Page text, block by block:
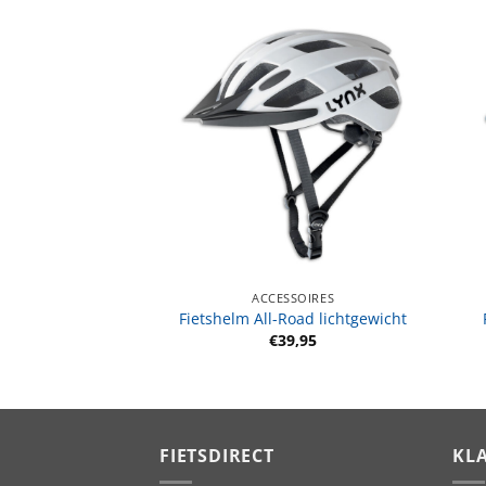
ACCESSOIRES
Fietshelm All-Road lichtgewicht
€39,95
FIETSDIRECT